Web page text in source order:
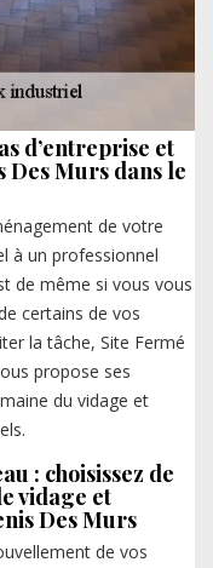
d’entreprise et
Des Murs dans le
de votre
à un professionnel
de même si vous vous
certains de vos
la tâche, Site Fermé
propose ses
du vidage et
: choisissez de
vidage et
Des Murs
de vos